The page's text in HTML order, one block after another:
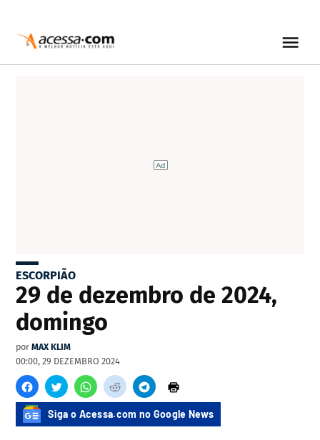
ESCORPIÃO
29 de dezembro de 2024,
domingo
por MAX KLIM
00:00, 29 DEZEMBRO 2024
Siga o Acessa.com no Google News